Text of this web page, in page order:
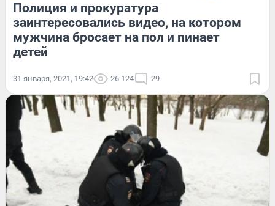
Полиция и прокуратура
заинтересовались видео, на котором
мужчина бросает на пол и пинает
детей
31 января, 2021, 19:42 26 124 29